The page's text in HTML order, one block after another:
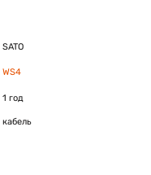
SATO
WS4
1 год
кабель